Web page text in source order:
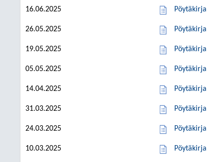
16.06.2025 Pöytäkirja
26.05.2025 Pöytäkirja
19.05.2025 Pöytäkirja
05.05.2025 Pöytäkirja
14.04.2025 Pöytäkirja
31.03.2025 Pöytäkirja
24.03.2025 Pöytäkirja
10.03.2025 Pöytäkirja